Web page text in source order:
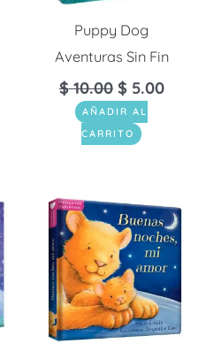
Puppy Dog
Aventuras Sin Fin
$10.00 $ 5.00
AÑADIR AL
CARRITO